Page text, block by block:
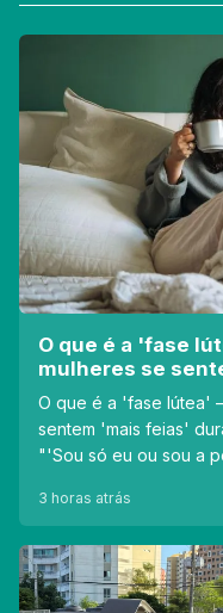
O que é a 'fase
mulheres se
O que é a 'fase lútea'
sentem 'mais feias'
"'Sou só eu ou sou a
3 horas atrás